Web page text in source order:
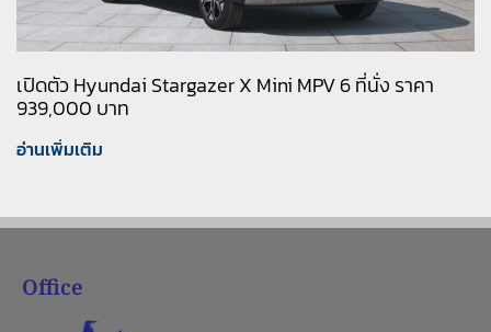
เปิดตัว Hyundai Stargazer X Mini MPV 6 ที่นั่ง ราคา
939,000 บาท
อ่านเพิ่มเติม
Office